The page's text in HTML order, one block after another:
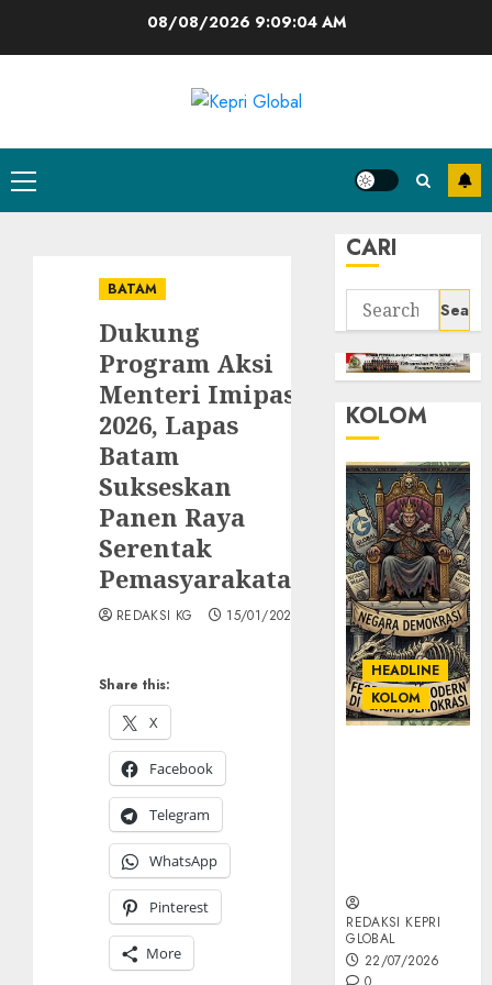
08/08/2026 9:09:04 AM
Primary
Menu
BATAM
Dukung
Program Aksi
Menteri Imipas
2026, Lapas
Batam
Sukseskan
Panen Raya
Serentak
Pemasyarakatan
Share this:
X
Facebook
Telegram
WhatsApp
Pinterest
More
REDAKSI KG 15/01/2026
CARI
Search
for:
KOLOM
HEADLINE
KOLOM
REDAKSI KEPRI
GLOBAL
22/07/2026